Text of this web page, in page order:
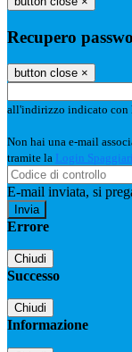
Recupero
button close ×
all'indirizzo indicato con
Non hai una e-mail
tramite la Login Spaggiari
E-mail inviata, si
Errore
Chiudi
Successo
Chiudi
Informazione